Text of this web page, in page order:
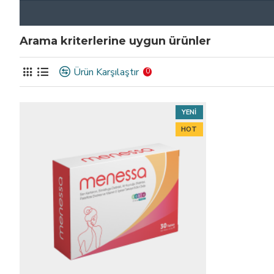
Arama kriterlerine uygun ürünler
Ürün Karşılaştır 0
YENI
HOT